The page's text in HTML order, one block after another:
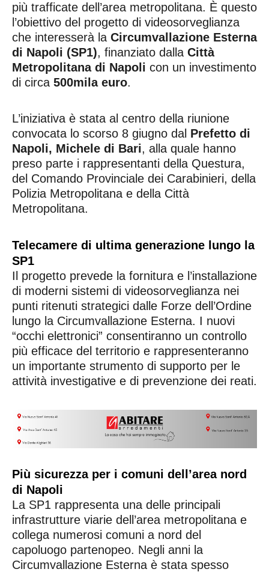
più trafficate dell’area metropolitana. È questo
l’obiettivo del progetto di videosorveglianza
che interesserà la Circumvallazione Esterna
di Napoli (SP1), finanziato dalla Città
Metropolitana di Napoli con un investimento
di circa 500mila euro.
L’iniziativa è stata al centro della riunione
convocata lo scorso 8 giugno dal Prefetto di
Napoli, Michele di Bari, alla quale hanno
preso parte i rappresentanti della Questura,
del Comando Provinciale dei Carabinieri, della
Polizia Metropolitana e della Città
Metropolitana.
Telecamere di ultima generazione lungo la
SP1
Il progetto prevede la fornitura e l’installazione
di moderni sistemi di videosorveglianza nei
punti ritenuti strategici dalle Forze dell’Ordine
lungo la Circumvallazione Esterna. I nuovi
“occhi elettronici” consentiranno un controllo
più efficace del territorio e rappresenteranno
un importante strumento di supporto per le
attività investigative e di prevenzione dei reati.
Più sicurezza per i comuni dell’area nord
di Napoli
La SP1 rappresenta una delle principali
infrastrutture viarie dell’area metropolitana e
collega numerosi comuni a nord del
capoluogo partenopeo. Negli anni la
Circumvallazione Esterna è stata spesso